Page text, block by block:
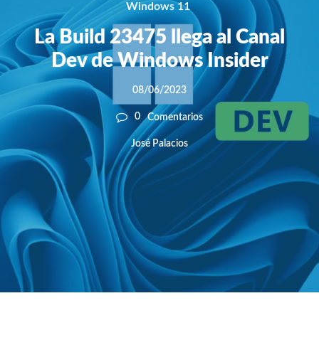
Windows 11
La Build 23475 llega al Canal
Dev de Windows Insider
08/06/2023
0 Comentarios
José Palacios